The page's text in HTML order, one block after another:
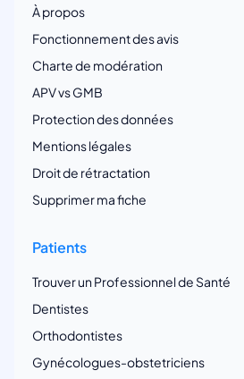
À propos
Fonctionnement des avis
Charte de modération
APV vs GMB
Protection des données
Mentions légales
Droit de rétractation
Supprimer ma fiche
Patients
Trouver un Professionnel de Santé
Dentistes
Orthodontistes
Gynécologues-obstetriciens